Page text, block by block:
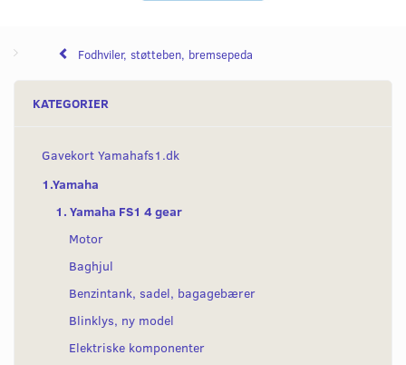
Fodhviler, støtteben, bremsepeda
KATEGORIER
Gavekort Yamahafs1.dk
1.Yamaha
1. Yamaha FS1 4 gear
Motor
Baghjul
Benzintank, sadel, bagagebærer
Blinklys, ny model
Elektriske komponenter